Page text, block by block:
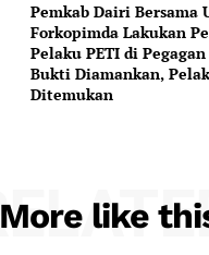
Pemkab Dairi Bersama
Forkopimda Lakukan
Pelaku PETI di
Bukti Diamankan,
Ditemukan
More like